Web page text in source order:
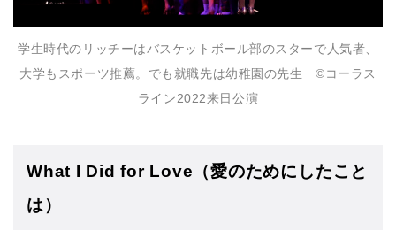
学生時代のリッチーはバスケットボール部のスターで人気者、
大学もスポーツ推薦。でも就職先は幼稚園の先生 ©コーラス
ライン2022来⽇公演
What I Did for Love（愛のためにしたこと
は）